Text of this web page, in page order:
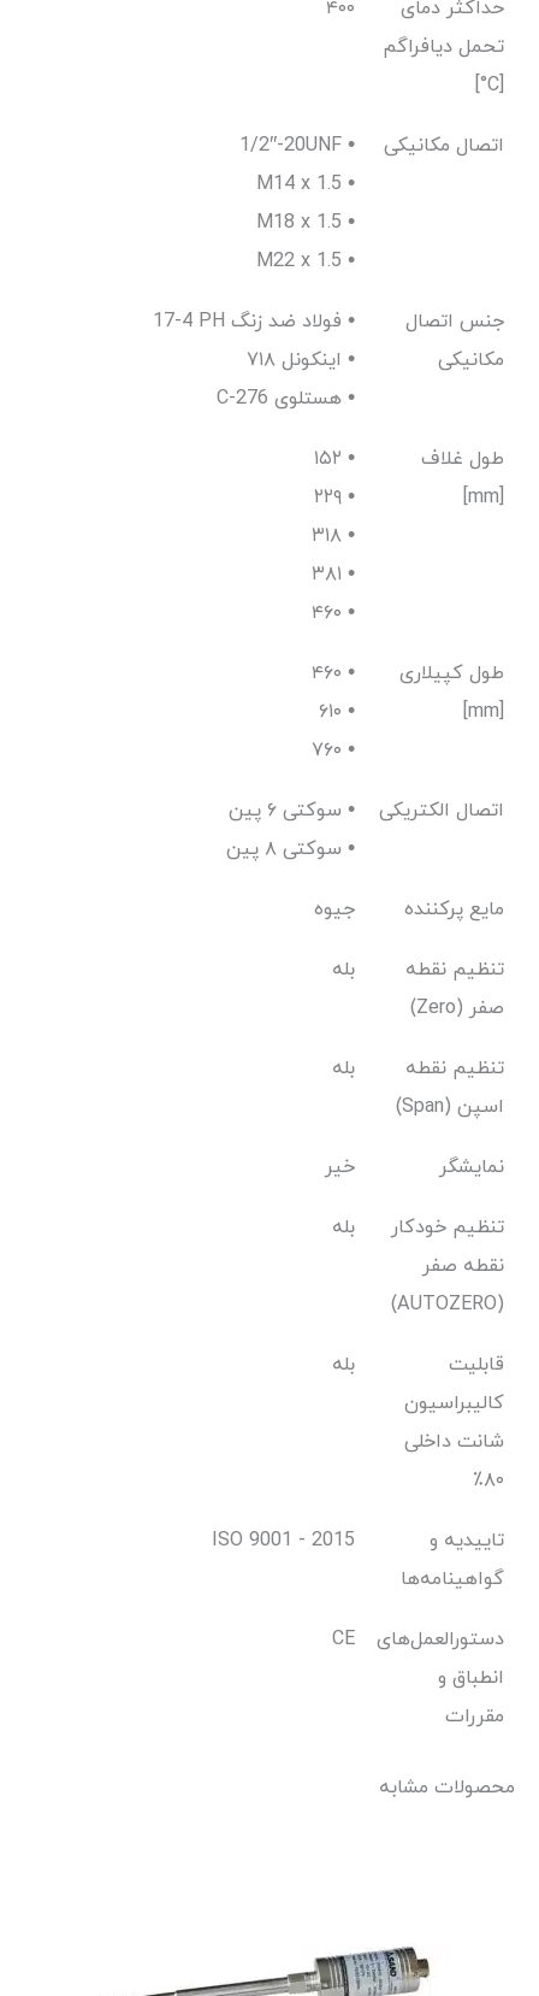
حداکثر دمای
تحمل دیافراگم
[C°]
۴۰۰
اتصال مکانیکی
1/2″-20UNF •
M14 x 1.5 •
M18 x 1.5 •
M22 x 1.5 •
جنس اتصال
مکانیکی
17-4 PH فولاد ضد زنگ •
اینکونل ۷۱۸ •
C-276 هستلوی •
طول غلاف
[mm]
۱۵۲ •
۲۲۹ •
۳۱۸ •
۳۸۱ •
۴۶۰ •
طول کپیلاری
[mm]
۴۶۰ •
۶۱۰ •
۷۶۰ •
اتصال الکتریکی
سوکتی ۶ پین •
سوکتی ۸ پین •
مایع پرکننده جیوه
تنظیم نقطه
صفر (Zero)
بله
تنظیم نقطه
اسپن (Span)
بله
نمایشگر خیر
تنظیم خودکار
نقطه صفر
(AUTOZERO)
بله
قابلیت
کالیبراسیون
شانت داخلی
۸۰٪
بله
تاییدیه و
گواهینامه‌ها
ISO 9001 - 2015
دستورالعمل‌های
انطباق و
مقررات
CE
محصولات مشابه